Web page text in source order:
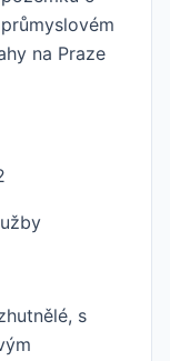
na Praze
s